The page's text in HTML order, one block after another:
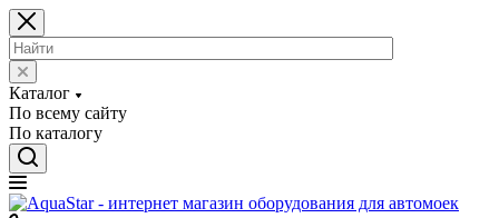
Каталог
По всему сайту
По каталогу